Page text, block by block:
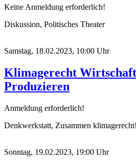
Keine Anmeldung erforderlich!
Diskussion, Politisches Theater
Samstag, 18.02.2023, 10:00 Uhr
Klimagerecht
Produzieren
Anmeldung erforderlich!
Denkwerkstatt, Zusammen klimagerecht!
Sonntag, 19.02.2023, 19:00 Uhr